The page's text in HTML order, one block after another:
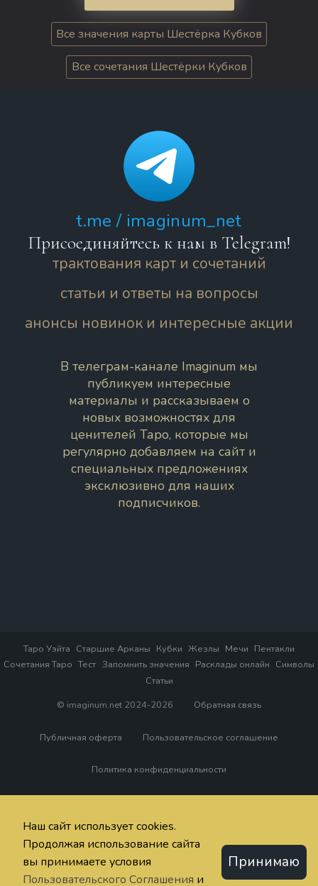
Все значения карты Шестёрка Кубков
Все сочетания Шестёрки Кубков
t.me / imaginum_net
Присоединяйтесь к нам в Telegram!
трактования карт и сочетаний
статьи и ответы на вопросы
анонсы новинок и интересные акции
В телеграм-канале Imaginum мы
публикуем интересные
материалы и рассказываем о
новых возможностях для
ценителей Таро, которые мы
регулярно добавляем на сайт и
специальных предложениях
эксклюзивно для наших
подписчиков.
Таро Уэйта Старшие Арканы Кубки Жезлы Мечи Пентакли
Сочетания Таро Тест Запомнить значения Расклады онлайн Символы
Статьи
© imaginum.net 2024-2026
Обратная связь
Публичная оферта Пользовательское соглашение
Политика конфиденциальности
Наш сайт использует cookies.
Продолжая использование сайта
вы принимаете условия
Пользовательского Соглашения и
Принимаю